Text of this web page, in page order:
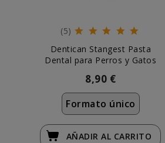
(5)
Dentican Stangest Pasta
Dental para Perros y Gatos
8,90 €
Formato único
AÑADIRAL CARRITO